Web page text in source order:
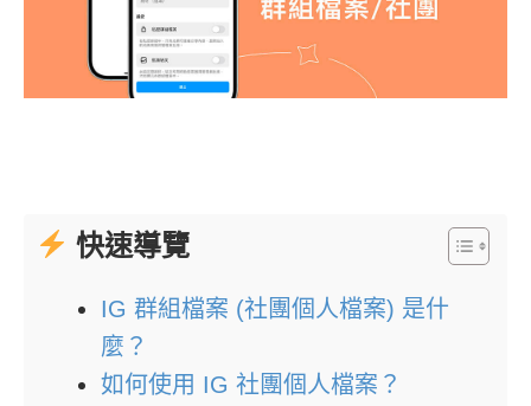
快速導覽
IG 群組檔案 (社團個人檔案) 是什
麼？
如何使用 IG 社團個人檔案？